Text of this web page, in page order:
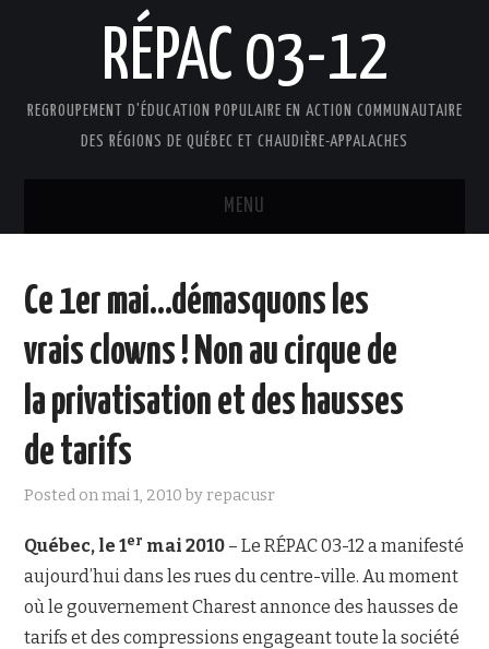
RÉPAC 03-12
REGROUPEMENT D'ÉDUCATION POPULAIRE EN ACTION COMMUNAUTAIRE
DES RÉGIONS DE QUÉBEC ET CHAUDIÈRE-APPALACHES
MENU
PRÉSENTATION
DOCUMENTS
FAIRE UN DON !
NOUS JOINDRE
Ce 1er mai…démasquons les
vrais clowns ! Non au cirque de
la privatisation et des hausses
de tarifs
Posted onmai 1, 2010 byrepacusr
Québec, le 1er mai 2010 – Le RÉPAC 03-12 a manifesté
aujourd’hui dans les rues du centre-ville. Au moment
où le gouvernement Charest annonce des hausses de
tarifs et des compressions engageant toute la société